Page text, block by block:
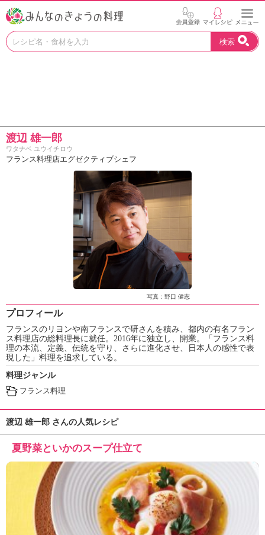
お
け
う
。
N
H
K
エ
デ
ー
シ
ナ
ル
「
み
う
の
料
理
」
検索
渡辺 雄一郎
ワタナベ ユウイチロウ
フランス料理店エグゼクティブシェフ
写真：野口 健志
プロフィール
フランスのリヨンや南フランスで研さんを積み、都内の有名フラン
ス料理店の総料理長に就任。2016年に独立し、開業。「フランス料
理の本流、定義、伝統を守り、さらに進化させ、日本人の感性で表
現した」料理を追求している。
料理ジャンル
フランス料理
渡辺 雄一郎 さんの人気レシピ
夏野菜といかのスープ仕立て